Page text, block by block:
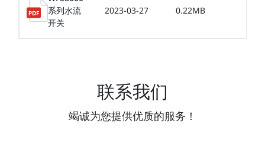
系列水流
开关
2023-03-27 0.22MB
联系我们
竭诚为您提供优质的服务！